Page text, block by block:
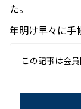
た。
年明け早々に手
この記事は会